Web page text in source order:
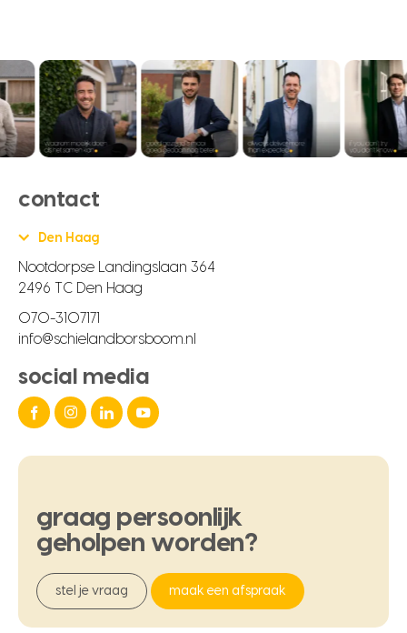
contact
Den Haag
Nootdorpse Landingslaan 364
2496 TC Den Haag
070-3107171
info@schielandborsboom.nl
social media
graag persoonlijk
geholpen worden?
stel je vraag maak een afspraak